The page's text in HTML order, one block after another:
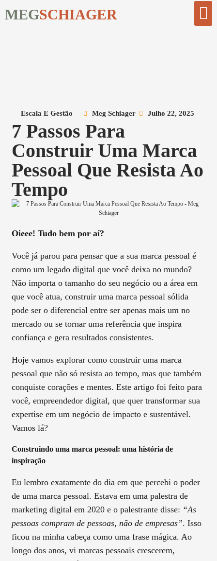
MEGSCHIAGER
Escala E Gestão Meg Schiager Julho 22, 2025
7 Passos Para
Construir Uma Marca
Pessoal Que Resista Ao
Tempo
Oieee! Tudo bem por aí?
Você já parou para pensar que a sua marca pessoal é
como um legado digital que você deixa no mundo?
Não importa o tamanho do seu negócio ou a área em
que você atua, construir uma marca pessoal sólida
pode ser o diferencial entre ser apenas mais um no
mercado ou se tornar uma referência que inspira
confiança e gera resultados consistentes.
Hoje vamos explorar como construir uma marca
pessoal que não só resista ao tempo, mas que também
conquiste corações e mentes. Este artigo foi feito para
você, empreendedor digital, que quer transformar sua
expertise em um negócio de impacto e sustentável.
Vamos lá?
Construindo uma marca pessoal: uma história de
inspiração
Eu lembro exatamente do dia em que percebi o poder
de uma marca pessoal. Estava em uma palestra de
marketing digital em 2020 e o palestrante disse: “As
pessoas compram de pessoas, não de empresas”. Isso
ficou na minha cabeça como uma frase mágica. Ao
longo dos anos, vi marcas pessoais crescerem,